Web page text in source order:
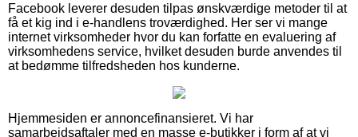
Facebook leverer desuden tilpas ønskværdige metoder til at
få et kig ind i e-handlens troværdighed. Her ser vi mange
internet virksomheder hvor du kan forfatte en evaluering af
virksomhedens service, hvilket desuden burde anvendes til
at bedømme tilfredsheden hos kunderne.
Hjemmesiden er annoncefinansieret. Vi har
samarbejdsaftaler med en masse e-butikker i form af at vi